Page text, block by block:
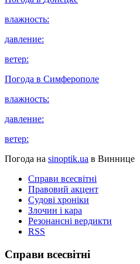
влажность:
давление:
ветер:
Погода в Симферополе
влажность:
давление:
ветер:
Погода на sinoptik.ua в Виннице
Справи всесвітні
Правовий акцент
Судові хроніки
Злочин і кара
Резонансні вердикти
RSS
Справи всесвітні